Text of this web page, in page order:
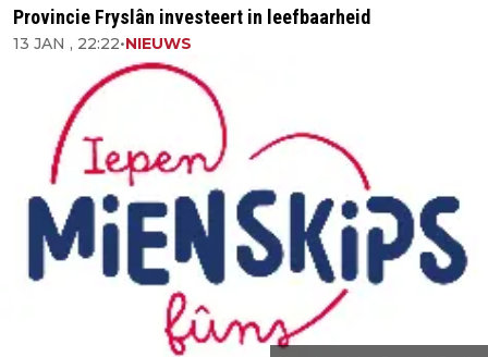
Provincie Fryslân investeert in leefbaarheid
13 JAN , 22:22•NIEUWS